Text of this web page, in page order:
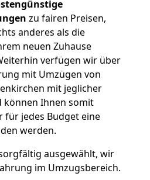
zu fairen Preisen,
anderes als die
neuen Zuhause
verfügen wir über
mit Umzügen von
mit jeglicher
Ihnen somit
für jedes Budget eine
werden.
ausgewählt, wir
im Umzugsbereich.